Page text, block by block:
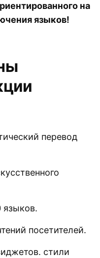
на
языков!
перевод
языков.
посетителей.
стили